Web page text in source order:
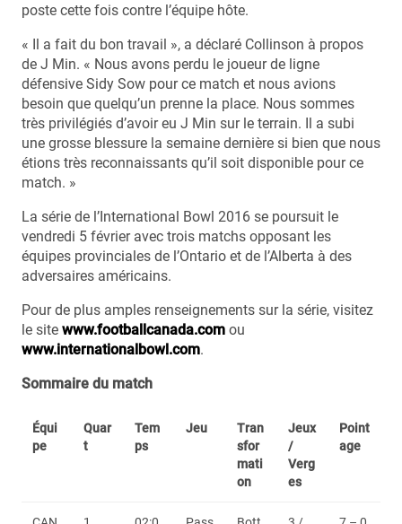
poste cette fois contre l’équipe hôte.
« Il a fait du bon travail », a déclaré Collinson à propos
de J Min. « Nous avons perdu le joueur de ligne
défensive Sidy Sow pour ce match et nous avions
besoin que quelqu’un prenne la place. Nous sommes
très privilégiés d’avoir eu J Min sur le terrain. Il a subi
une grosse blessure la semaine dernière si bien que nous
étions très reconnaissants qu’il soit disponible pour ce
match. »
La série de l’International Bowl 2016 se poursuit le
vendredi 5 février avec trois matchs opposant les
équipes provinciales de l’Ontario et de l’Alberta à des
adversaires américains.
Pour de plus amples renseignements sur la série, visitez
le site www.footballcanada.com ou
www.internationalbowl.com.
Sommaire du match
Équi
pe
Quar
t
Tem
ps
Jeu
Tran
sfor
mati
on
Jeux
/
Verg
es
Point
age